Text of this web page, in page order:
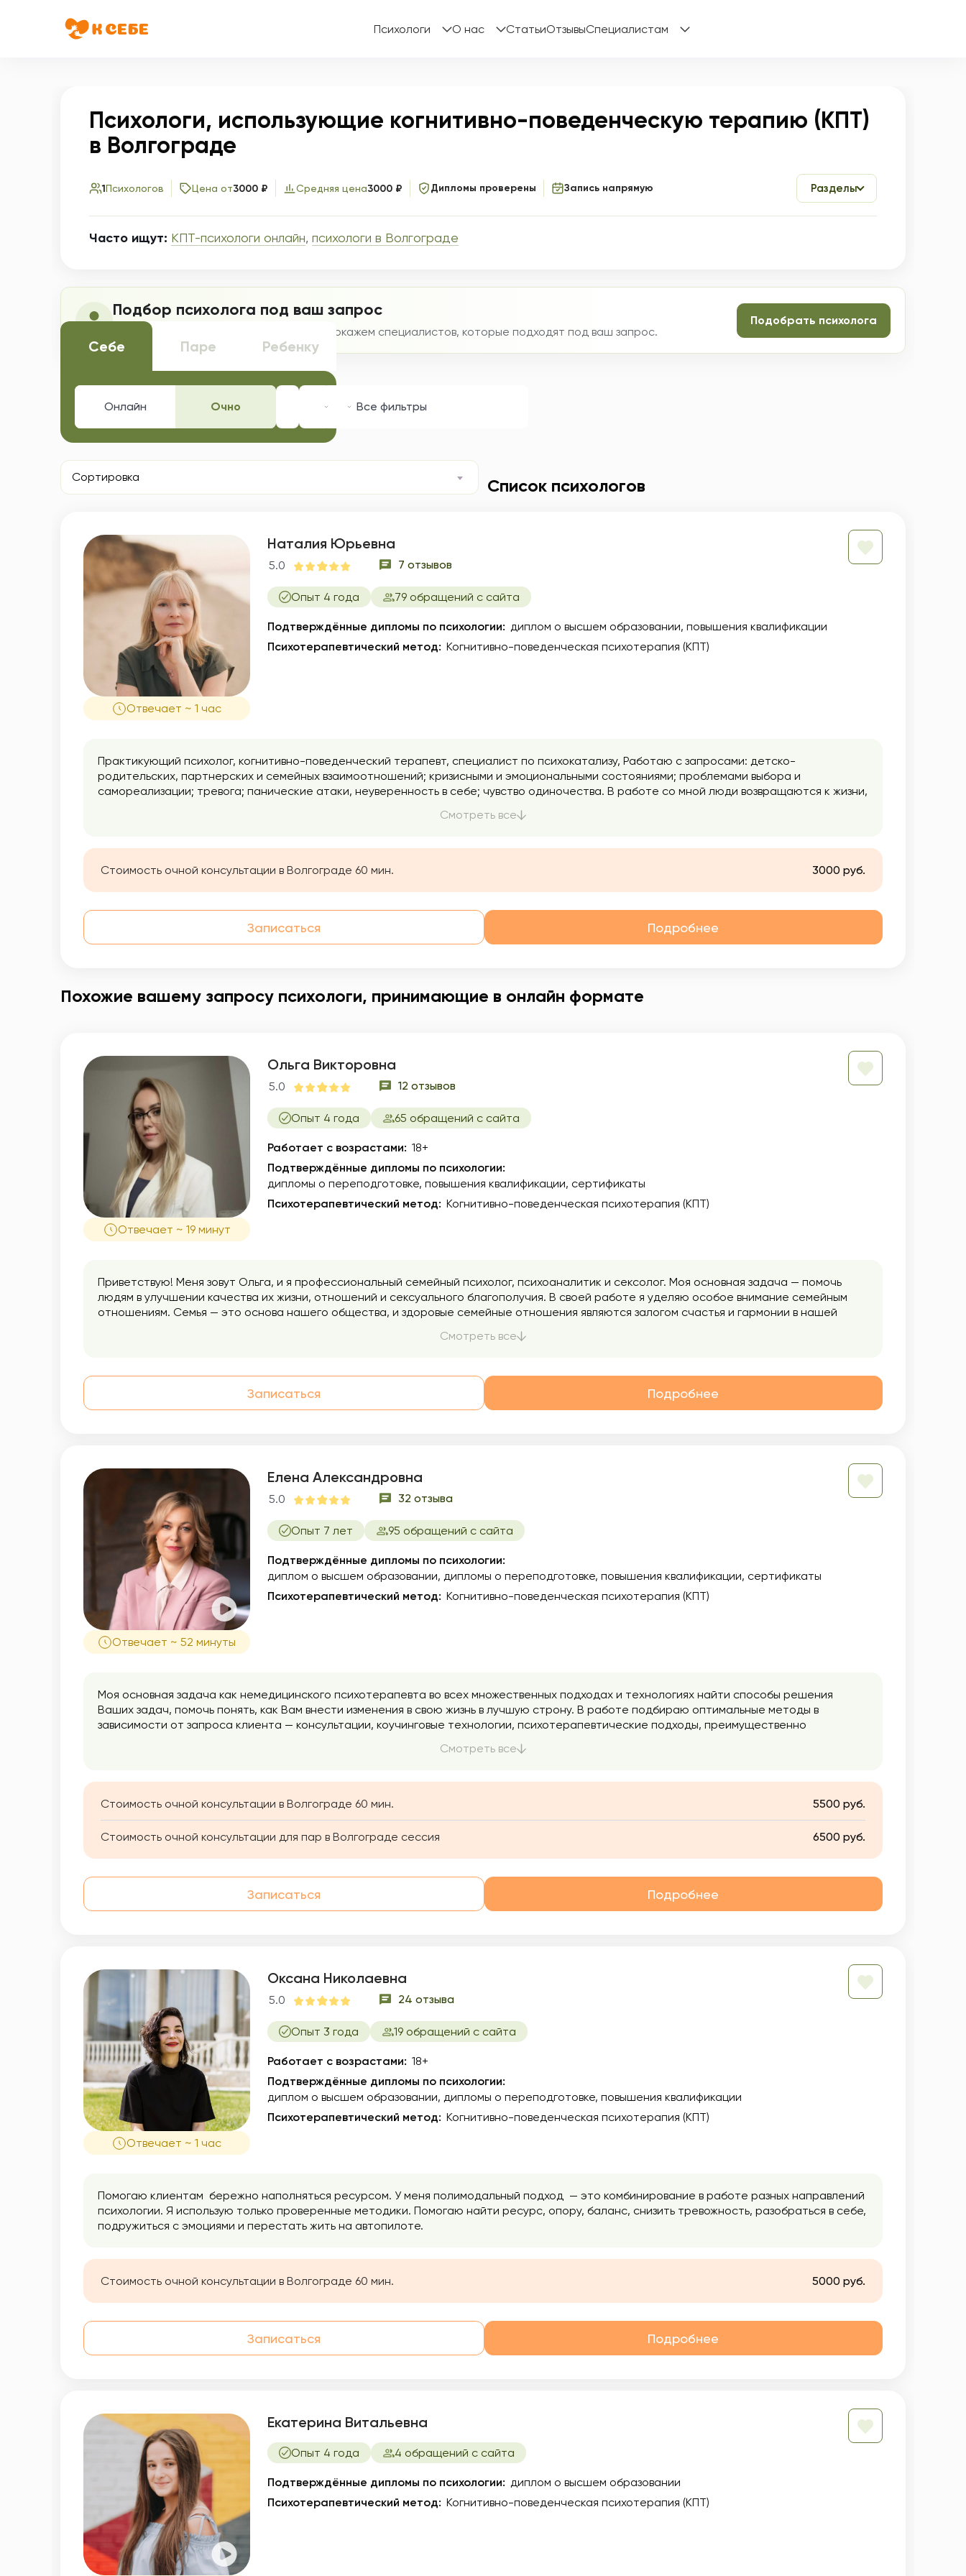
Психологи О нас СтатьиОтзывыСпециалистам
Психологи, использующие когнитивно-поведенческую терапию (КПТ)
в Волгограде
1Психологов Цена от3000 ₽ Средняя цена3000 ₽ Дипломы проверены Запись напрямую Разделы
Часто ищут: КПТ-психологи онлайн, психологи в Волгограде
Подбор психолога под ваш запрос
Ответьте на несколько вопросов, и мы покажем специалистов, которые подходят под ваш запрос.
Подобрать психолога
Себе Паре Ребенку
Онлайн Очно ВолгоградСпециализация
Запрос
Все фильтры
Список психологов
Сортировка
Отвечает ~ 1 час
Наталия Юрьевна
5.0 7 отзывов
Опыт 4 года 79 обращений с сайта
Подтверждённые дипломы по психологии: диплом о высшем образовании повышения квалификации
Психотерапевтический метод: Когнитивно-поведенческая психотерапия (КПТ)
Практикующий психолог, когнитивно-поведенческий терапевт, специалист по психокатализу, Работаю с запросами: детско-
родительских, партнерских и семейных взаимоотношений; кризисными и эмоциональными состояниями; проблемами выбора и
самореализации; тревога; панические атаки, неуверенность в себе; чувство одиночества. В работе со мной люди возвращаются к жизни,
Смотреть все
Стоимость очной консультации в Волгограде 60 мин. 3000 руб.
Записаться Подробнее
Похожие вашему запросу психологи, принимающие в онлайн формате
Отвечает ~ 19 минут
Ольга Викторовна
5.0 12 отзывов
Опыт 4 года 65 обращений с сайта
Работает с возрастами: 18+
Подтверждённые дипломы по психологии:
дипломы о переподготовке повышения квалификации сертификаты
Психотерапевтический метод: Когнитивно-поведенческая психотерапия (КПТ)
Приветствую! Меня зовут Ольга, и я профессиональный семейный психолог, психоаналитик и сексолог. Моя основная задача — помочь
людям в улучшении качества их жизни, отношений и сексуального благополучия. В своей работе я уделяю особое внимание семейным
отношениям. Семья — это основа нашего общества, и здоровые семейные отношения являются залогом счастья и гармонии в нашей
разрешить проблемы, которые мешают им наслаждаться полноценной и счастливой семейной жизнью. Также я работаю с
понять свои потребности, желания и границы, чтобы Вы могли строить здоровые и гармоничные отношения. В качестве сексолога я
работаю с клиентами, которые испытывают сексуальные трудности или проблемы в интимной жизни. Я помогаю разрешить сексуальные
проблемы, акцентируя внимание на сексуальной идентичности, удовлетворенности и интимности в отношениях. Темы сексуальных
Смотреть все
Записаться Подробнее
Отвечает ~ 52 минуты
Елена Александровна
5.0 32 отзыва
Опыт 7 лет 95 обращений с сайта
Подтверждённые дипломы по психологии:
диплом о высшем образовании дипломы о переподготовке повышения квалификации сертификаты
Психотерапевтический метод: Когнитивно-поведенческая психотерапия (КПТ)
Моя основная задача как немедицинского психотерапевта во всех множественных подходах и технологиях найти способы решения
Ваших задач, помочь понять, как Вам внести изменения в свою жизнь в лучшую строну. В работе подбираю оптимальные методы в
зависимости от запроса клиента — консультации, коучинговые технологии, психотерапевтические подходы, преимущественно
анализа. В процессе психотерапии мы исследуем бессознательные механизмы Вашей психики, которые в настоящем определяют
психосоматические проявления телесного и др. Я знаю, как затруднительно, а порой невозможно, влиять на эти механизмы волевыми
усилиями, терпением, стараниями, но другие способы в обычной жизни малодоступны.
Смотреть все
Стоимость очной консультации в Волгограде 60 мин. 5500 руб.
Стоимость очной консультации для пар в Волгограде сессия 6500 руб.
Записаться Подробнее
Отвечает ~ 1 час
Оксана Николаевна
5.0 24 отзыва
Опыт 3 года 19 обращений с сайта
Работает с возрастами: 18+
Подтверждённые дипломы по психологии:
диплом о высшем образовании дипломы о переподготовке повышения квалификации
Психотерапевтический метод: Когнитивно-поведенческая психотерапия (КПТ)
Помогаю клиентам бережно наполняться ресурсом. У меня полимодальный подход — это комбинирование в работе разных направлений
психологии. Я использую только проверенные методики. Помогаю найти ресурс, опору, баланс, снизить тревожность, разобраться в себе,
подружиться с эмоциями и перестать жить на автопилоте.
Стоимость очной консультации в Волгограде 60 мин. 5000 руб.
Записаться Подробнее
Екатерина Витальевна
Опыт 4 года 4 обращений с сайта
Подтверждённые дипломы по психологии: диплом о высшем образовании
Психотерапевтический метод: Когнитивно-поведенческая психотерапия (КПТ)